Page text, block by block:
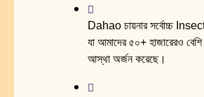
Dahao চায়নার সর্বোচ্চ
যা আমাদের ৫০+ হাজারেরও বেশি
আস্থা অর্জন করেছে।